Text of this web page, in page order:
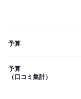
予算
予算
（口コミ集計）